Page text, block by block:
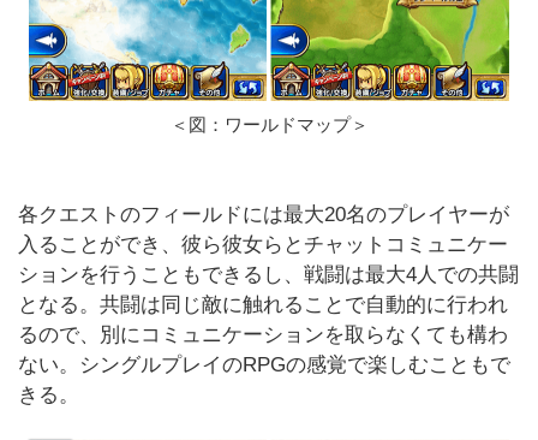
＜図：ワールドマップ＞
各クエストのフィールドには最大20名のプレイヤーが
入ることができ、彼ら彼女らとチャットコミュニケー
ションを行うこともできるし、戦闘は最大4人での共闘
となる。共闘は同じ敵に触れることで自動的に行われ
るので、別にコミュニケーションを取らなくても構わ
ない。シングルプレイのRPGの感覚で楽しむこともで
きる。